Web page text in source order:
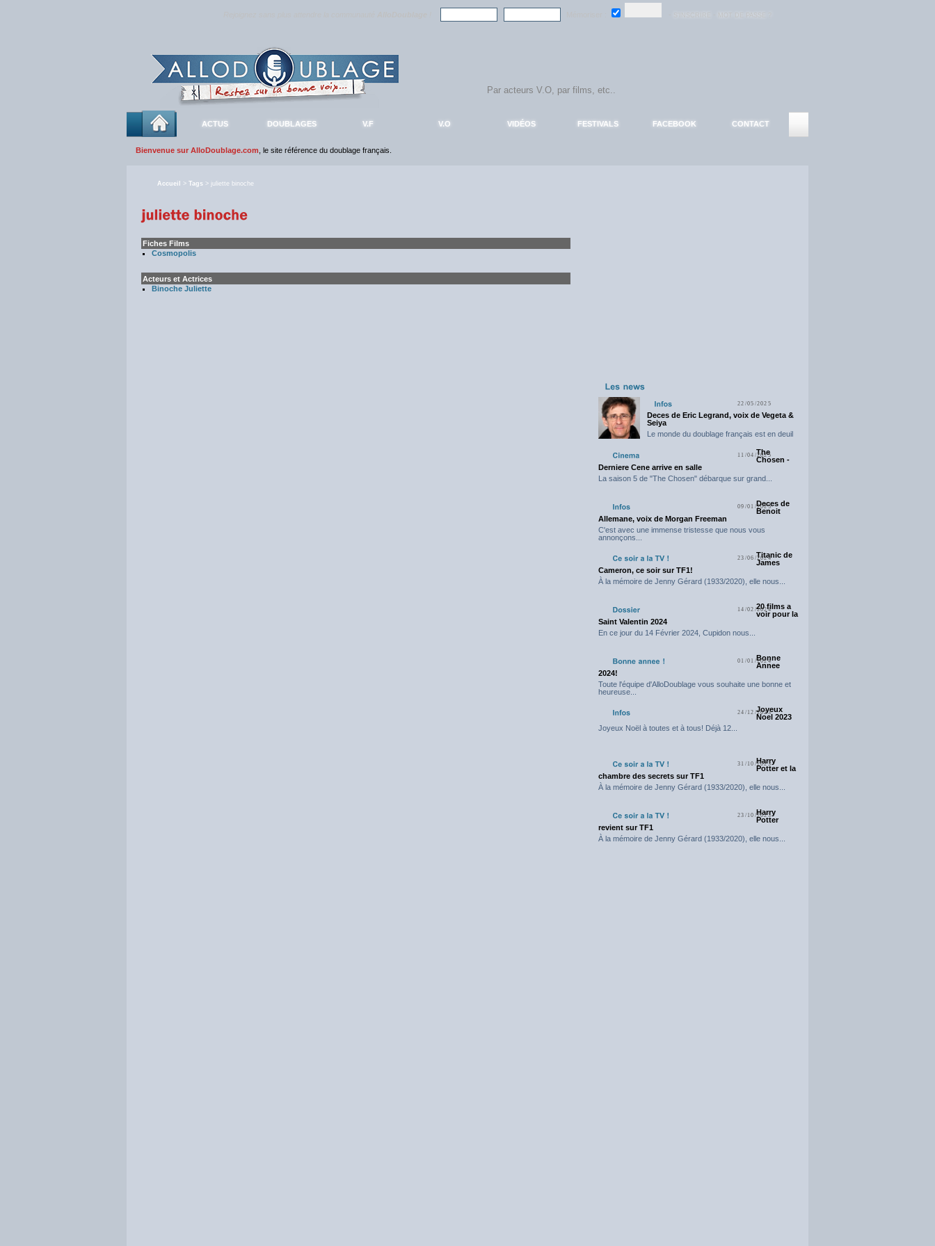
ACTUS DOUBLAGES V.F V.O VIDÉOS FESTIVALS FACEBOOK CONTACT
Bienvenue sur AlloDoublage.com , le site référence du doublage français.
Accueil > Tags > juliette binoche
Fiches Films
Cosmopolis
Acteurs et Actrices
Binoche Juliette
22/05/2025
Deces de Eric Legrand, voix de Vegeta &
Seiya
Le monde du doublage français est en deuil
11/04/2025
The
Chosen -
Derniere Cene arrive en salle
La saison 5 de "The Chosen" débarque sur grand...
09/01/2025Deces de
Benoit
Allemane, voix de Morgan Freeman
C'est avec une immense tristesse que nous vous
annonçons...
23/06/2024Titanic de
James
Cameron, ce soir sur TF1!
À la mémoire de Jenny Gérard (1933/2020), elle nous...
14/02/202420 films a
voir pour la
Saint Valentin 2024
En ce jour du 14 Février 2024, Cupidon nous...
01/01/2024
Bonne
Annee
2024!
Toute l'équipe d'AlloDoublage vous souhaite une bonne et
heureuse...
24/12/2023
Joyeux
Noel 2023
Joyeux Noël à toutes et à tous! Déjà 12...
31/10/2023
Harry
Potter et la
chambre des secrets sur TF1
À la mémoire de Jenny Gérard (1933/2020), elle nous...
23/10/2023
Harry
Potter
revient sur TF1
À la mémoire de Jenny Gérard (1933/2020), elle nous...